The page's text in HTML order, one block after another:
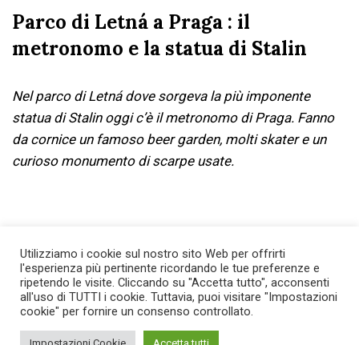
Parco di Letná a Praga : il
metronomo e la statua di Stalin
Nel parco di Letná dove sorgeva la più imponente
statua di Stalin oggi c’è il metronomo di Praga. Fanno
da cornice un famoso beer garden, molti skater e un
curioso monumento di scarpe usate.
1 2 Successivo »
Utilizziamo i cookie sul nostro sito Web per offrirti
l'esperienza più pertinente ricordando le tue preferenze e
ripetendo le visite. Cliccando su "Accetta tutto", acconsenti
all'uso di TUTTI i cookie. Tuttavia, puoi visitare "Impostazioni
cookie" per fornire un consenso controllato.